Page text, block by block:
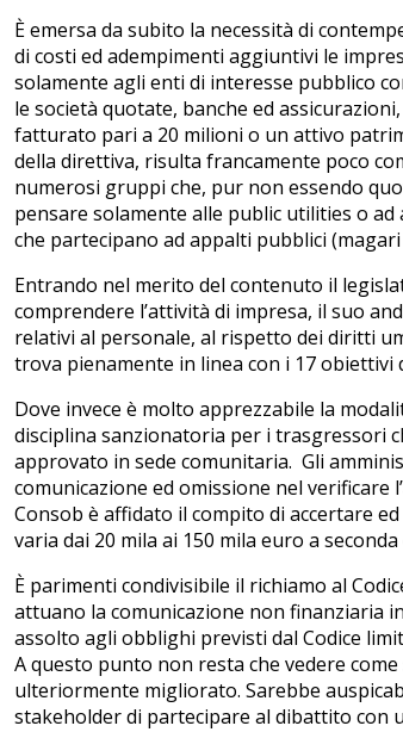
È emersa da subito la necessità di
di costi ed adempimenti aggiuntivi le
solamente agli enti di interesse pubblico
le società quotate, banche ed
fatturato pari a 20 milioni o un attivo
della direttiva, risulta francamente poco
numerosi gruppi che, pur non essendo
pensare solamente alle public utilities o
che partecipano ad appalti pubblici
Entrando nel merito del contenuto il
comprendere l’attività di impresa, il suo
relativi al personale, al rispetto dei diritti
trova pienamente in linea con i 17 obiettivi
Dove invece è molto apprezzabile la
disciplina sanzionatoria per i trasgressori
approvato in sede comunitaria. Gli
comunicazione ed omissione nel
Consob è affidato il compito di accertare
varia dai 20 mila ai 150 mila euro a seconda
È parimenti condivisibile il richiamo al
attuano la comunicazione non finanziaria
assolto agli obblighi previsti dal Codice
A questo punto non resta che vedere
ulteriormente migliorato. Sarebbe
stakeholder di partecipare al dibattito con